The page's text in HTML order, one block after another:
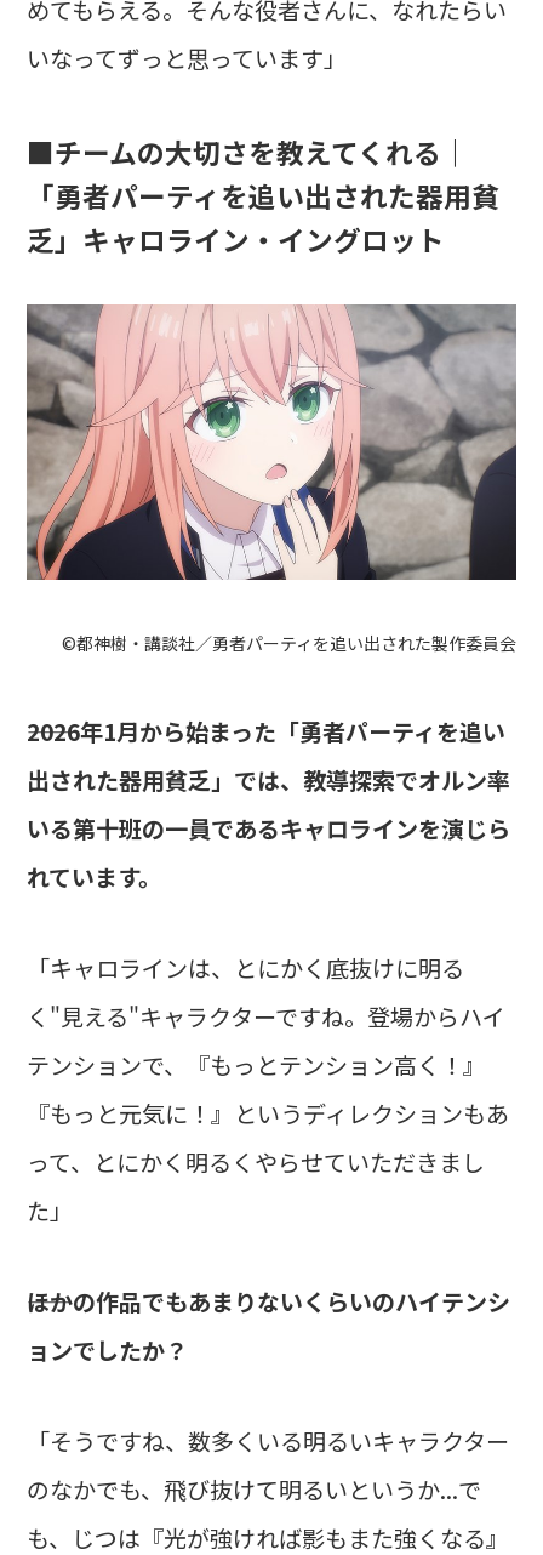
めてもらえる。そんな役者さんに、なれたらい
いなってずっと思っています」
■チームの大切さを教えてくれる｜
「勇者パーティを追い出された器用貧
乏」キャロライン・イングロット
©都神樹・講談社／勇者パーティを追い出された製作委員会
――2026年1月から始まった「勇者パーティを追い
出された器用貧乏」では、教導探索でオルン率
いる第十班の一員であるキャロラインを演じら
れています。
「キャロラインは、とにかく底抜けに明る
く"見える"キャラクターですね。登場からハイ
テンションで、『もっとテンション高く！』
『もっと元気に！』というディレクションもあ
って、とにかく明るくやらせていただきまし
た」
――ほかの作品でもあまりないくらいのハイテンシ
ョンでしたか？
「そうですね、数多くいる明るいキャラクター
のなかでも、飛び抜けて明るいというか...で
も、じつは『光が強ければ影もまた強くなる』